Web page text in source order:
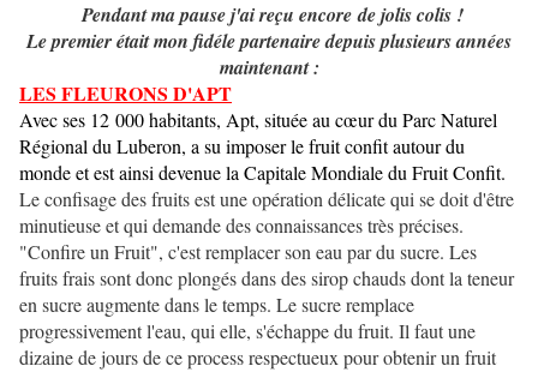
Pendant ma pause j'ai reçu encore de jolis colis !
Le premier était mon fidéle partenaire depuis plusieurs années
maintenant :
LES FLEURONS D'APT
Avec ses 12 000 habitants, Apt, située au cœur du Parc Naturel
Régional du Luberon, a su imposer le fruit confit autour du
monde et est ainsi devenue la Capitale Mondiale du Fruit Confit.
Le confisage des fruits est une opération délicate qui se doit d'être
minutieuse et qui demande des connaissances très précises.
"Confire un Fruit", c'est remplacer son eau par du sucre. Les
fruits frais sont donc plongés dans des sirop chauds dont la teneur
en sucre augmente dans le temps. Le sucre remplace
progressivement l'eau, qui elle, s'échappe du fruit. Il faut une
dizaine de jours de ce process respectueux pour obtenir un fruit